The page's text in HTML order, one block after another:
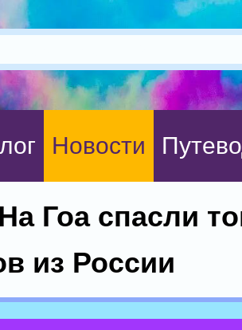
Новости
На Гоа спасли
из России